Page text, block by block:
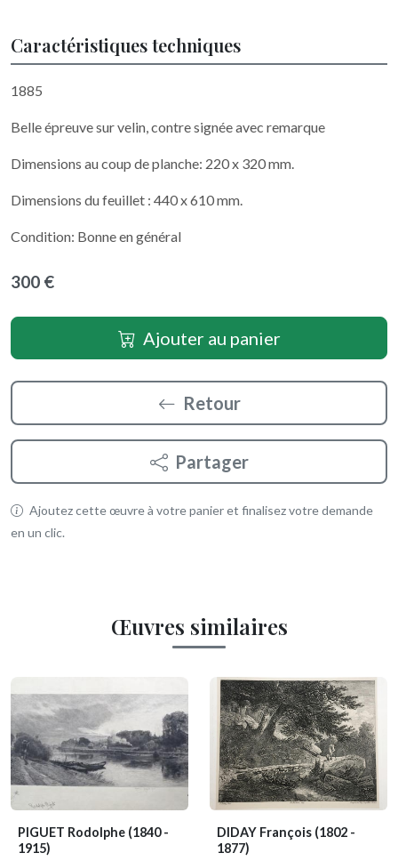
Caractéristiques techniques
1885
Belle épreuve sur velin, contre signée avec remarque
Dimensions au coup de planche: 220 x 320 mm.
Dimensions du feuillet : 440 x 610 mm.
Condition: Bonne en général
300 €
Ajouter au panier
Retour
Partager
Ajoutez cette œuvre à votre panier et finalisez votre demande
en un clic.
Œuvres similaires
PIGUET Rodolphe (1840 -
1915)
DIDAY François (1802 -
1877)